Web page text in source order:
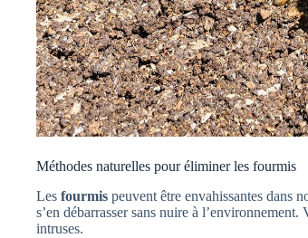
Méthodes naturelles pour éliminer les fourmis
Les fourmis peuvent être envahissantes dans
s’en débarrasser sans nuire à
intruses.